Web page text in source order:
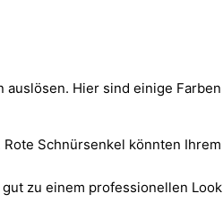
auslösen. Hier sind einige Farben
Schnürsenkel könnten Ihrem
zu einem professionellen Look